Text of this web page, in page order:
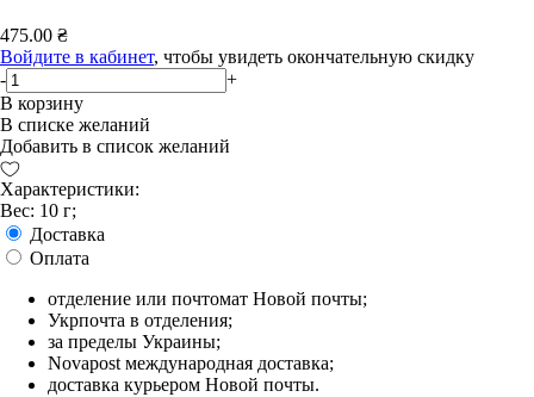
475.00 ₴
Войдите в кабинет, чтобы увидеть окончательную скидку
-
+
В корзину
В списке желаний
Добавить в список желаний
Характеристики:
Вес: 10 г;
Доставка
Оплата
отделение или почтомат Новой почты;
Укрпочта в отделения;
за пределы Украины;
Novapost международная доставка;
доставка курьером Новой почты.